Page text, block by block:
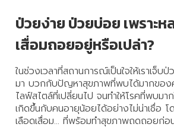
ป่วยง่าย ป่วยบ่อย เพราะ
เสื่อมถอยอยู่หรือเปล่า?
ในช่วงเวลาที่สถานการณ์เป็นใจให้เราเจ็บ
มา บวกกับปัญหาสุขภาพที่พบได้มากของ
ไลฟ์สไตล์ที่เปลี่ยนไป จนทำให้โรคที่พบมา
เกิดขึ้นกับคนอายุน้อยได้อย่างไม่น่าเชื่อ โ
เลือดเสื่อม... ที่พร้อมทำสุขภาพถดถอยก่อ